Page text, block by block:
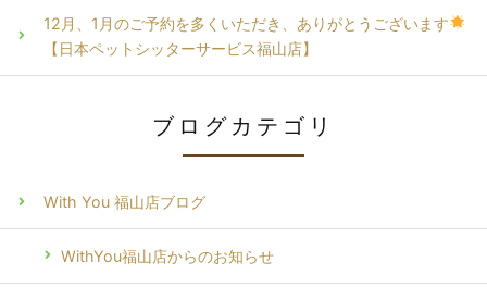
12月、1月のご予約を多くいただき、ありがとうございます
【日本ペットシッターサービス福山店】
ブログカテゴリ
With You 福山店ブログ
WithYou福山店からのお知らせ